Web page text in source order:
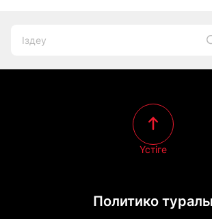
Политико туралы
Үстіге